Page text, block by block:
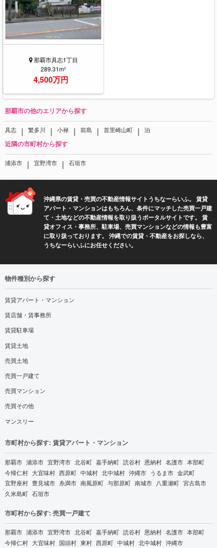
那覇市具志1丁目
289.31m²
4,500万円
那覇市の他のエリアから探す
具志 ｜ 繁多川 ｜ 小禄 ｜ 前島 ｜ 首里崎山町 ｜ 泊
近隣の市町村から探す
浦添市 ｜ 宜野湾市 ｜ 石垣市
沖縄県の賃貸・売買の不動産情報サイトうちなーらいふ。 賃貸
アパート・マンションはもちろん、条件にマッチした売買一戸建
て・土地などの不動産情報を取り扱うポータルサイトです。 賃
貸オフィス・事務所、駐車場、売買マンションなどの情報も豊富
に取り扱っております。 沖縄での賃貸・不動産をお探しなら、
うちなーらいふにお任せください。
物件種別から探す
賃貸アパート・マンション
賃店舗・賃事務所
賃貸駐車場
賃貸土地
売買土地
売買一戸建て
売買マンション
売買その他
マンスリー
市町村から探す: 賃貸アパート・マンション
那覇市 浦添市 宜野湾市 北谷町 嘉手納町 読谷村 恩納村 名護市 本部町
今帰仁村 大宜味村 西原町 中城村 北中城村 沖縄市 うるま市 金武町
宜野座村 豊見城市 糸満市 南風原町 与那原町 南城市 八重瀬町 宮古島市
久米島町 石垣市
市町村から探す: 売買一戸建て
那覇市 浦添市 宜野湾市 北谷町 嘉手納町 読谷村 恩納村 名護市 本部町
今帰仁村 大宜味村 国頭村 東村 西原町 中城村 北中城村 沖縄市